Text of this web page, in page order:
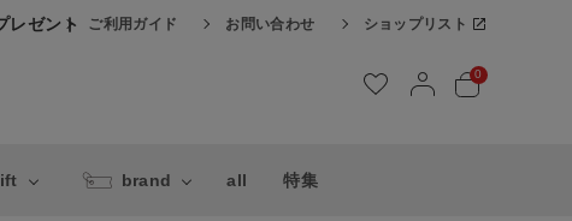
レゼント ご利用ガイド お問い合わせ ショップリスト
0
brand all 特集